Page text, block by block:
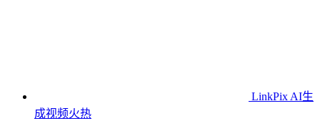
LinkPix AI生
成视频火热